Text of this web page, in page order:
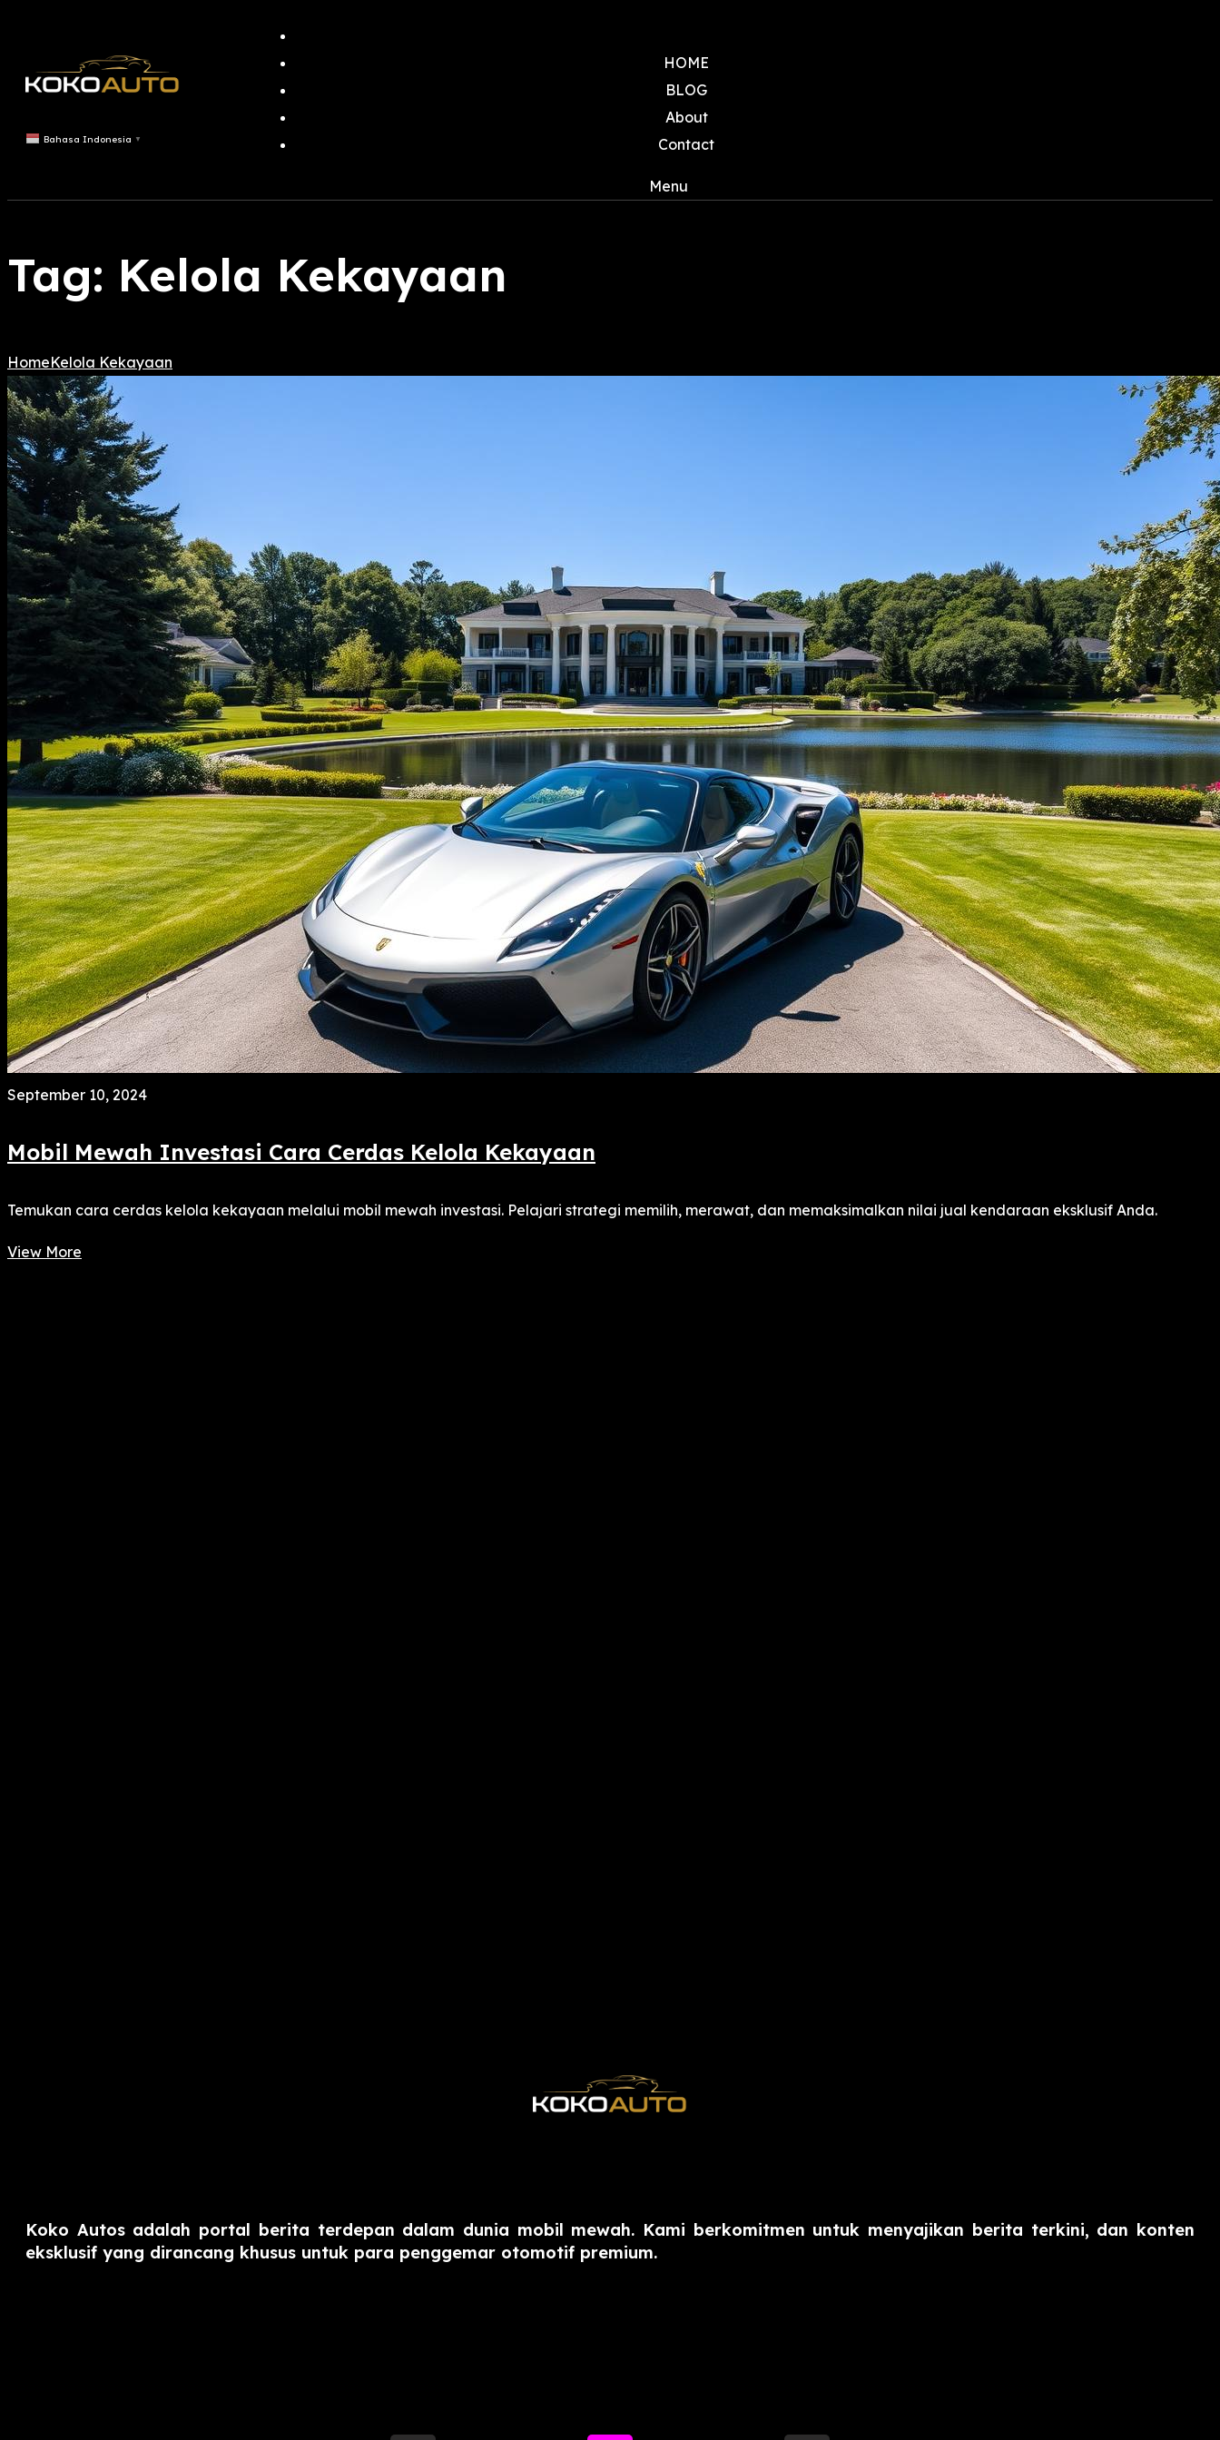
Bahasa Indonesia ▼
HOME
BLOG
About
Contact
Menu
Tag: Kelola Kekayaan
HomeKelola Kekayaan
September 10, 2024
Mobil Mewah Investasi Cara Cerdas Kelola Kekayaan
Temukan cara cerdas kelola kekayaan melalui mobil mewah investasi. Pelajari strategi memilih, merawat, dan memaksimalkan nilai jual kendaraan eksklusif Anda.
View More
Koko Autos adalah portal berita terdepan dalam dunia mobil mewah. Kami berkomitmen untuk menyajikan berita terkini, dan konten
eksklusif yang dirancang khusus untuk para penggemar otomotif premium.